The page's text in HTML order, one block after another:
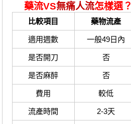
藥流VS無痛人流怎樣選？
比較項目 藥物流產
適用週數 一般49日內
是否開刀 否
是否麻醉 否
費用 較低
流產時間 2-3天